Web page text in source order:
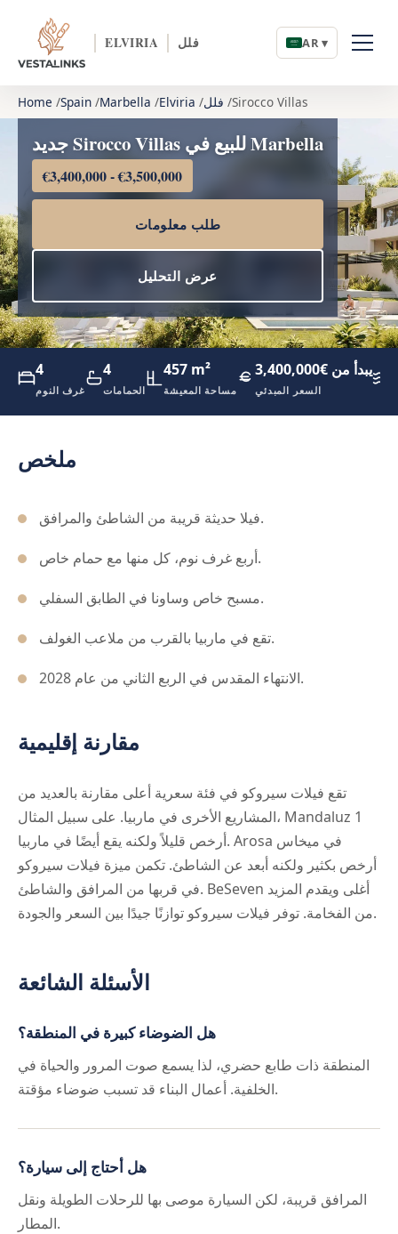
ELVIRIA فلل AR ▾
Home Spain Marbella Elviria فلل Sirocco Villas
جديد Sirocco Villas للبيع في Marbella
€3,400,000 - €3,500,000
طلب معلومات
عرض التحليل
4
غرف النوم
4
الحمامات
457 m²
مساحة المعيشة
يبدأ من €3,400,000
السعر المبدئي
ملخص
فيلا حديثة قريبة من الشاطئ والمرافق.
أربع غرف نوم، كل منها مع حمام خاص.
مسبح خاص وساونا في الطابق السفلي.
تقع في ماربيا بالقرب من ملاعب الغولف.
الانتهاء المقدس في الربع الثاني من عام 2028.
مقارنة إقليمية
تقع فيلات سيروكو في فئة سعرية أعلى مقارنة بالعديد من
المشاريع الأخرى في ماربيا. على سبيل المثال، Mandaluz 1
أرخص قليلاً ولكنه يقع أيضًا في ماربيا. Arosa في ميخاس
أرخص بكثير ولكنه أبعد عن الشاطئ. تكمن ميزة فيلات سيروكو
في قربها من المرافق والشاطئ. BeSeven أغلى ويقدم المزيد
من الفخامة. توفر فيلات سيروكو توازنًا جيدًا بين السعر والجودة.
الأسئلة الشائعة
هل الضوضاء كبيرة في المنطقة؟
المنطقة ذات طابع حضري، لذا يسمع صوت المرور والحياة في
الخلفية. أعمال البناء قد تسبب ضوضاء مؤقتة.
هل أحتاج إلى سيارة؟
المرافق قريبة، لكن السيارة موصى بها للرحلات الطويلة ونقل
المطار.